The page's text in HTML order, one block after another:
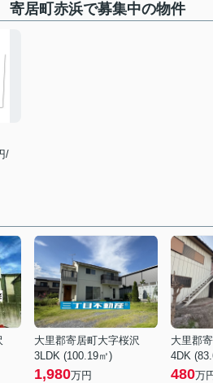
寄居町赤浜で募集中の物件
/
大里郡寄居町大字桜沢
3LDK (100.19㎡)
1,980万円
大里郡
4DK
480万